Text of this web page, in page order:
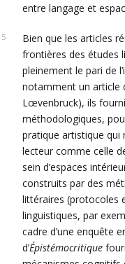
entre langage et
Bien que les articles
frontières des études
pleinement le pari de
notamment un article
Lœvenbruck), ils
méthodologiques,
pratique artistique qui
lecteur comme celle
sein d’espaces
construits par des
littéraires (protocoles
linguistiques, par
cadre d’une enquête
d’Épistémocritique